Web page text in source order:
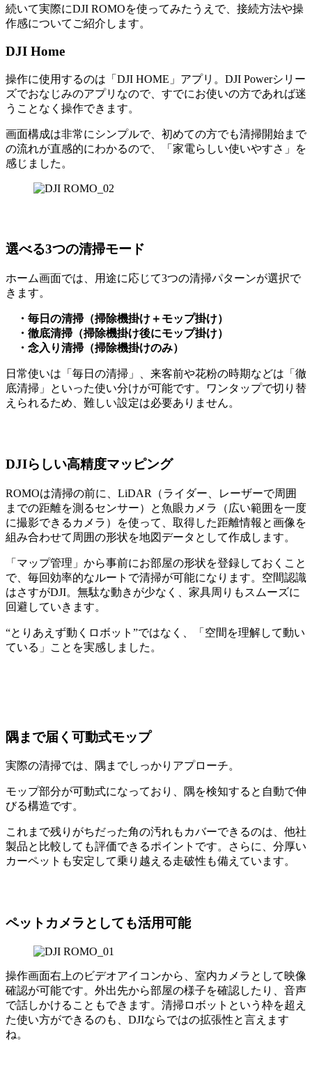
続いて実際にDJI ROMOを使ってみたうえで、接続方法や操
作感についてご紹介します。
DJI Home
操作に使用するのは「DJI HOME」アプリ。DJI Powerシリー
ズでおなじみのアプリなので、すでにお使いの方であれば迷
うことなく操作できます。
画面構成は非常にシンプルで、初めての方でも清掃開始まで
の流れが直感的にわかるので、「家電らしい使いやすさ」を
感じました。
選べる3つの清掃モード
ホーム画面では、用途に応じて3つの清掃パターンが選択で
きます。
・毎日の清掃（掃除機掛け＋モップ掛け）
・徹底清掃（掃除機掛け後にモップ掛け）
・念入り清掃（掃除機掛けのみ）
日常使いは「毎日の清掃」、来客前や花粉の時期などは「徹
底清掃」といった使い分けが可能です。ワンタップで切り替
えられるため、難しい設定は必要ありません。
DJIらしい高精度マッピング
ROMOは清掃の前に、LiDAR（ライダー、レーザーで周囲
までの距離を測るセンサー）と魚眼カメラ（広い範囲を一度
に撮影できるカメラ）を使って、取得した距離情報と画像を
組み合わせて周囲の形状を地図データとして作成します。
「マップ管理」から事前にお部屋の形状を登録しておくこと
で、毎回効率的なルートで清掃が可能になります。空間認識
はさすがDJI。無駄な動きが少なく、家具周りもスムーズに
回避していきます。
“とりあえず動くロボット”ではなく、「空間を理解して動い
ている」ことを実感しました。
隅まで届く可動式モップ
実際の清掃では、隅までしっかりアプローチ。
モップ部分が可動式になっており、隅を検知すると自動で伸
びる構造です。
これまで残りがちだった角の汚れもカバーできるのは、他社
製品と比較しても評価できるポイントです。さらに、分厚い
カーペットも安定して乗り越える走破性も備えています。
ペットカメラとしても活用可能
操作画面右上のビデオアイコンから、室内カメラとして映像
確認が可能です。外出先から部屋の様子を確認したり、音声
で話しかけることもできます。清掃ロボットという枠を超え
た使い方ができるのも、DJIならではの拡張性と言えます
ね。